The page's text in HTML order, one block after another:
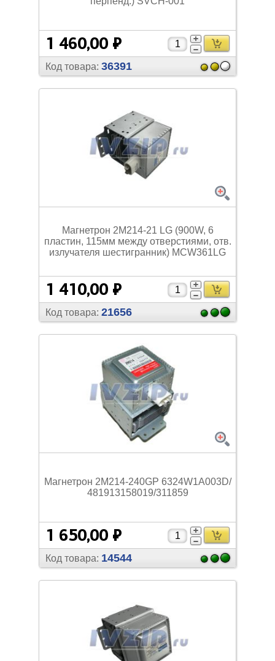
1 460,00 ₽
Код товара: 36391
Магнетрон 2M214-21 LG (900W, 6
пластин, 115мм между отверстиями, отв.
излучателя шестигранник) MCW361LG
1 410,00 ₽
Код товара: 21656
Магнетрон 2M214-240GP 6324W1A003D/
481913158019/311859
1 650,00 ₽
Код товара: 14544